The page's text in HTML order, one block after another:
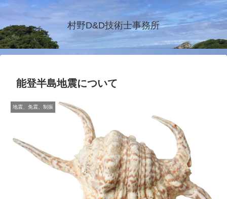
村野D&D技術士事務所
能登半島地震について
地震、免震、制振